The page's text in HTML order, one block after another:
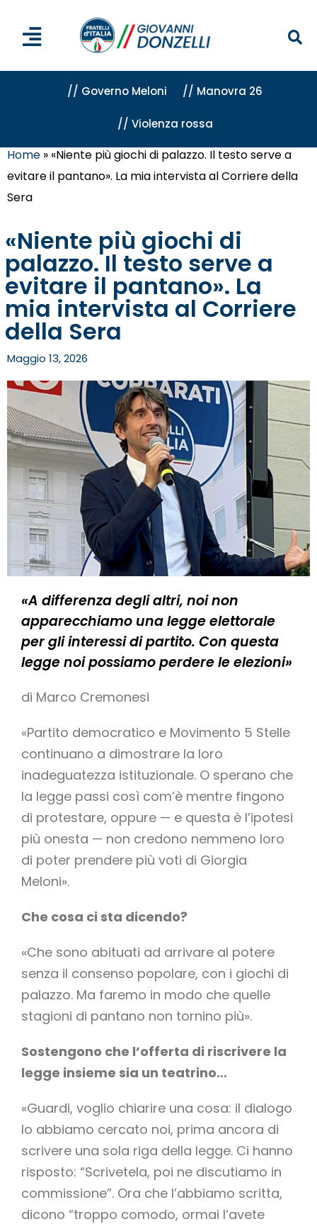
// Governo Meloni // Manovra 26
// Violenza rossa
Home » «Niente più giochi di palazzo. Il testo serve a
evitare il pantano». La mia intervista al Corriere della
Sera
«Niente più giochi di
palazzo. Il testo serve a
evitare il pantano». La
mia intervista al Corriere
della Sera
Maggio 13, 2026
«A differenza degli altri, noi non
apparecchiamo una legge elettorale
per gli interessi di partito. Con questa
legge noi possiamo perdere le elezioni»
di Marco Cremonesi
«Partito democratico e Movimento 5 Stelle
continuano a dimostrare la loro
inadeguatezza istituzionale. O sperano che
la legge passi così com’è mentre fingono
di protestare, oppure — e questa è l’ipotesi
più onesta — non credono nemmeno loro
di poter prendere più voti di Giorgia
Meloni».
Che cosa ci sta dicendo?
«Che sono abituati ad arrivare al potere
senza il consenso popolare, con i giochi di
palazzo. Ma faremo in modo che quelle
stagioni di pantano non tornino più».
Sostengono che l’offerta di riscrivere la
legge insieme sia un teatrino…
«Guardi, voglio chiarire una cosa: il dialogo
lo abbiamo cercato noi, prima ancora di
scrivere una sola riga della legge. Ci hanno
risposto: “Scrivetela, poi ne discutiamo in
commissione”. Ora che l’abbiamo scritta,
dicono “troppo comodo, ormai l’avete